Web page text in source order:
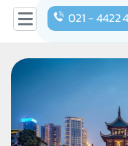
021 - 4422